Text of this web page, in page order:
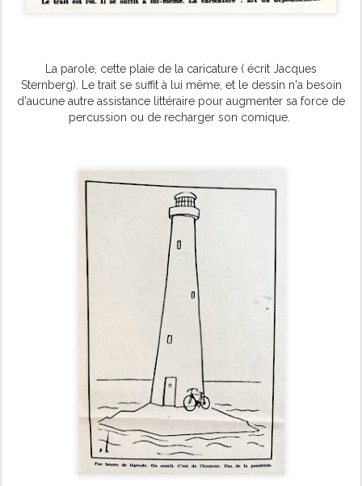
La parole, cette plaie de la caricature ( écrit Jacques
Sternberg).
Le trait se suffit à lui même, et le dessin n'a besoin
d'aucune autre assistance littéraire pour augmenter sa force de
percussion ou de recharger son comique.